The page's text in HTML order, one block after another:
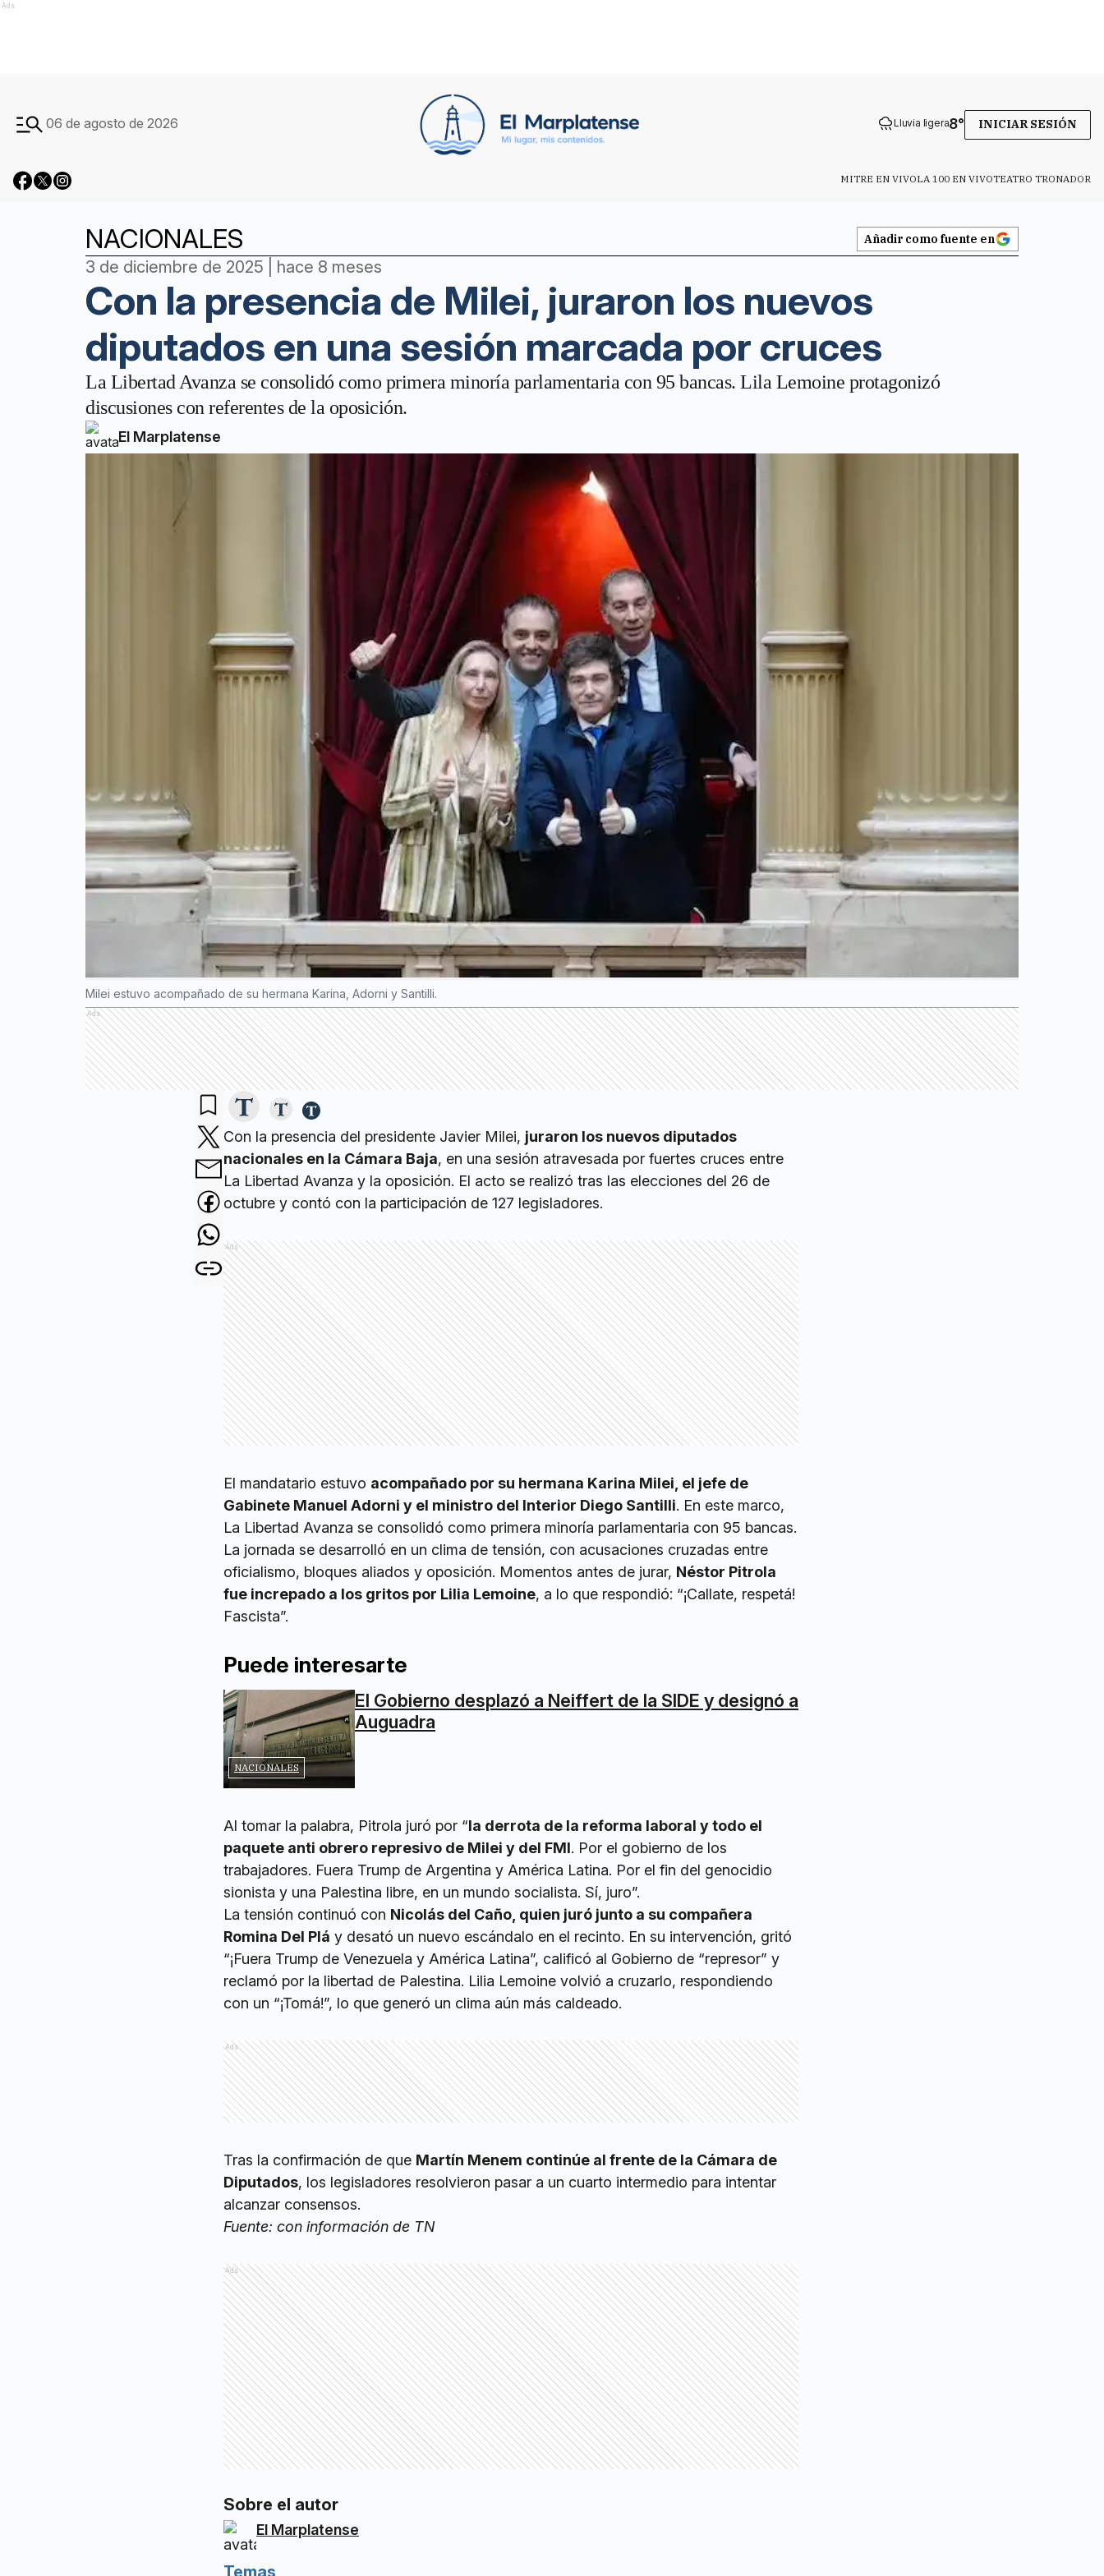
Ads
06 de agosto de 2026 Lluvia ligera8° INICIAR SESIÓN
MITRE EN VIVOLA 100 EN VIVOTEATRO TRONADOR
NACIONALES Añadir como fuente en
3 de diciembre de 2025 | hace 8 meses
Con la presencia de Milei, juraron los nuevos
diputados en una sesión marcada por cruces
La Libertad Avanza se consolidó como primera minoría parlamentaria con 95 bancas. Lila Lemoine protagonizó
discusiones con referentes de la oposición.
El Marplatense
Milei estuvo acompañado de su hermana Karina, Adorni y Santilli.
Ads
Con la presencia del presidente Javier Milei, juraron los nuevos diputados
nacionales en la Cámara Baja, en una sesión atravesada por fuertes cruces entre
La Libertad Avanza y la oposición. El acto se realizó tras las elecciones del 26 de
octubre y contó con la participación de 127 legisladores.
Ads
El mandatario estuvo acompañado por su hermana Karina Milei, el jefe de
Gabinete Manuel Adorni y el ministro del Interior Diego Santilli. En este marco,
La Libertad Avanza se consolidó como primera minoría parlamentaria con 95 bancas.
La jornada se desarrolló en un clima de tensión, con acusaciones cruzadas entre
oficialismo, bloques aliados y oposición. Momentos antes de jurar, Néstor Pitrola
fue increpado a los gritos por Lilia Lemoine, a lo que respondió: “¡Callate, respetá!
Fascista”.
Puede interesarte
NACIONALES
El Gobierno desplazó a Neiffert de la SIDE y designó a
Auguadra
Al tomar la palabra, Pitrola juró por “la derrota de la reforma laboral y todo el
paquete anti obrero represivo de Milei y del FMI. Por el gobierno de los
trabajadores. Fuera Trump de Argentina y América Latina. Por el fin del genocidio
sionista y una Palestina libre, en un mundo socialista. Sí, juro”.
La tensión continuó con Nicolás del Caño, quien juró junto a su compañera
Romina Del Plá y desató un nuevo escándalo en el recinto. En su intervención, gritó
“¡Fuera Trump de Venezuela y América Latina”, calificó al Gobierno de “represor” y
reclamó por la libertad de Palestina. Lilia Lemoine volvió a cruzarlo, respondiendo
con un “¡Tomá!”, lo que generó un clima aún más caldeado.
Ads
Tras la confirmación de que Martín Menem continúe al frente de la Cámara de
Diputados, los legisladores resolvieron pasar a un cuarto intermedio para intentar
alcanzar consensos.
Fuente: con información de TN
Ads
Sobre el autor
El Marplatense
Temas